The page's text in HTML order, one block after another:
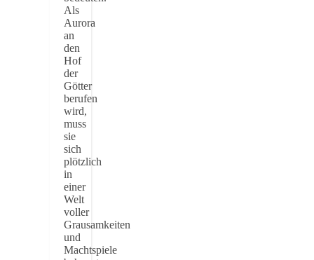
Als
Aurora
an
den
Hof
der
Götter
berufen
wird,
muss
sie
sich
plötzlich
in
einer
Welt
voller
Grausamkeiten
und
Machtspiele